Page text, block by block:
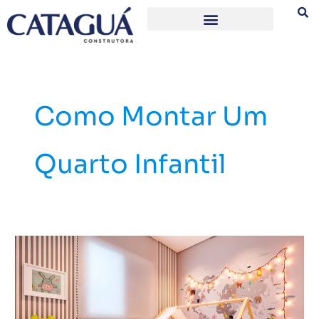
para
Como Montar Um
Quarto Infantil
dicas
como
montar